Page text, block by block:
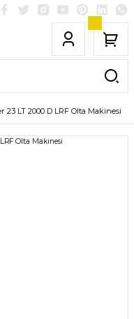
23 LT 2000 D LRF Olta Makinesi